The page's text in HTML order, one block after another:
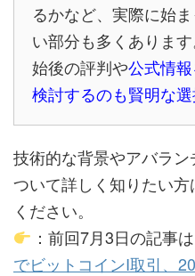
るかなど、実際に始
い部分も多くありま
始後の評判や公式情
検討するのも賢明な選
技術的な背景やアバラ
ついて詳しく知りたい
ください。
：前回7月3日の記事
でビットコインI取引、